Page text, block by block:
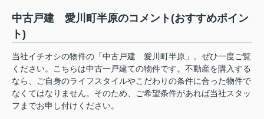
中古戸建 愛川町半原のコメント(おすすめポイン
ト)
当社イチオシの物件の「中古戸建 愛川町半原」。ぜひ一度ご覧
ください。こちらは中古一戸建ての物件です。不動産を購入する
なら、ご自身のライフスタイルやこだわりの条件に合った物件で
なくてはなりません。そのため、ご希望条件があれば当社スタッ
フまでお申し付けください。